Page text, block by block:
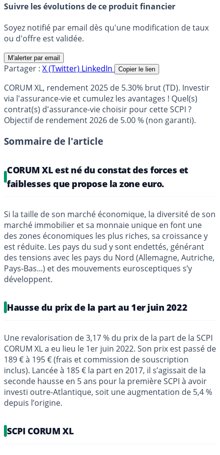
Suivre les évolutions de ce produit financier
Soyez notifié par email dès qu'une modification de taux
ou d'offre est validée.
M'alerter par email
Partager : X (Twitter) LinkedIn Copier le lien
CORUM XL, rendement 2025 de 5.30% brut (TD). Investir
via l'assurance-vie et cumulez les avantages ! Quel(s)
contrat(s) d'assurance-vie choisir pour cette SCPI ?
Objectif de rendement 2026 de 5.00 % (non garanti).
Sommaire de l'article
CORUM XL est né du constat des forces et
faiblesses que propose la zone euro.
Si la taille de son marché économique, la diversité de son
marché immobilier et sa monnaie unique en font une
des zones économiques les plus riches, sa croissance y
est réduite. Les pays du sud y sont endettés, générant
des tensions avec les pays du Nord (Allemagne, Autriche,
Pays-Bas...) et des mouvements eurosceptiques s’y
développent.
Hausse du prix de la part au 1er juin 2022
Une revalorisation de 3,17 % du prix de la part de la SCPI
CORUM XL a eu lieu le 1er juin 2022. Son prix est passé de
189 € à 195 € (frais et commission de souscription
inclus). Lancée à 185 € la part en 2017, il s’agissait de la
seconde hausse en 5 ans pour la première SCPI à avoir
investi outre-Atlantique, soit une augmentation de 5,4 %
depuis l’origine.
SCPI CORUM XL